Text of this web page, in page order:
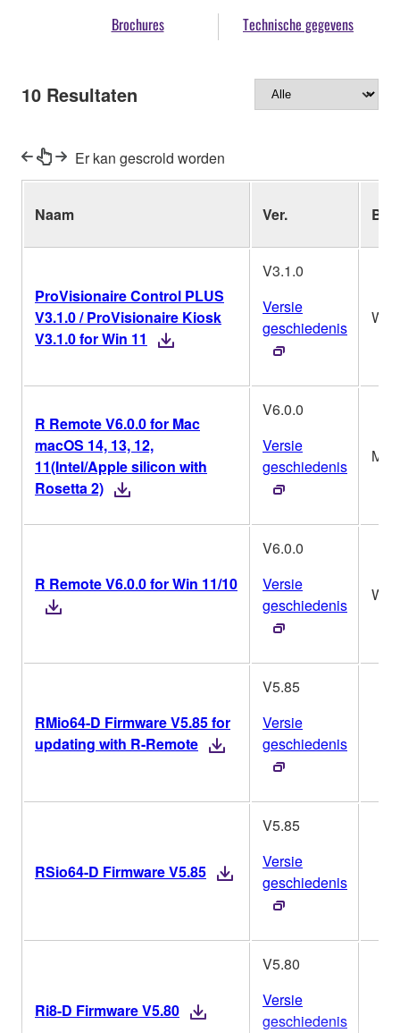
Brochures Technische gegevens
10 Resultaten
Er kan gescrold worden
Naam Ver.
ProVisionaire Control PLUS
V3.1.0 / ProVisionaire Kiosk
V3.1.0 for Win 11
V3.1.0
Versie
geschiedenis
Win
R Remote V6.0.0 for Mac
macOS 14, 13, 12,
11(Intel/Apple silicon with
Rosetta 2)
V6.0.0
Versie
geschiedenis
Mac
R Remote V6.0.0 for Win 11/10
V6.0.0
Versie
geschiedenis
Win
RMio64-D Firmware V5.85 for
updating with R-Remote
V5.85
Versie
geschiedenis
RSio64-D Firmware V5.85
V5.85
Versie
geschiedenis
Ri8-D Firmware V5.80
V5.80
Versie
geschiedenis